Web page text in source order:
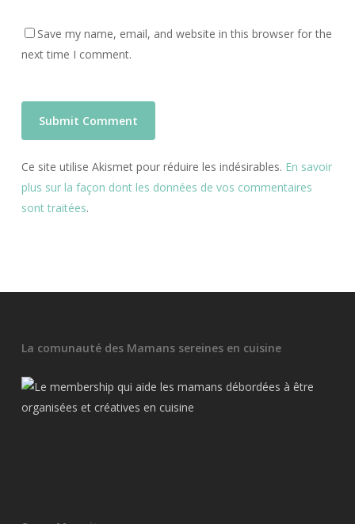
Save my name, email, and website in this browser for the
next time I comment.
Ce site utilise Akismet pour réduire les indésirables. En savoir
plus sur la façon dont les données de vos commentaires
sont traitées.
La comunauté des Mamans sereines en cuisine